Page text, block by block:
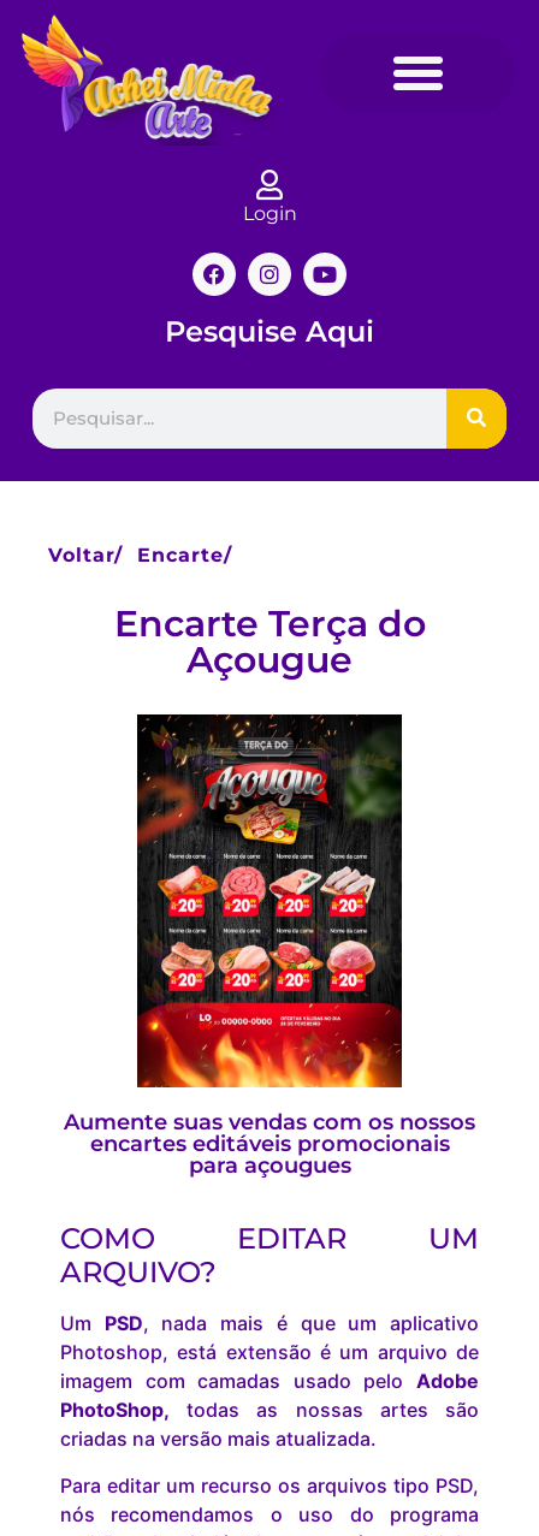
Login
Pesquise Aqui
Voltar/ Encarte/
Encarte Terça do
Açougue
Aumente suas vendas com os nossos
encartes editáveis promocionais
para açougues
COMO EDITAR UM
ARQUIVO?
Um PSD, nada mais é que um aplicativo
Photoshop, está extensão é um arquivo de
imagem com camadas usado pelo Adobe
PhotoShop, todas as nossas artes são
criadas na versão mais atualizada.
Para editar um recurso os arquivos tipo PSD,
nós recomendamos o uso do programa